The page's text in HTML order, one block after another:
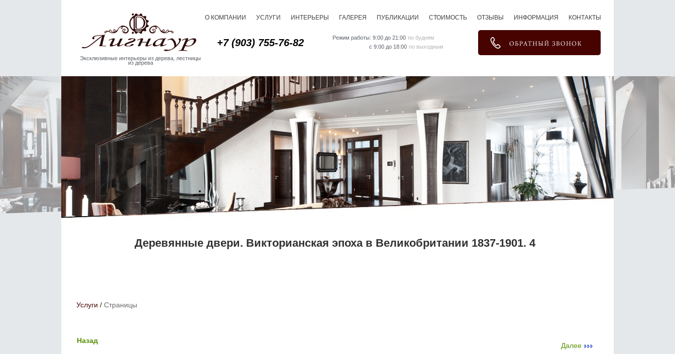
О КОМПАНИИ УСЛУГИ ИНТЕРЬЕРЫ ГАЛЕРЕЯ ПУБЛИКАЦИИ СТОИМОСТЬ ОТЗЫВЫ ИНФОРМАЦИЯ КОНТАКТЫ
+7 (903) 755-76-82 Режим работы: 9:00 до 21:00 по будням
с 9:00 до 18:00 по выходным
Эксклюзивные интерьеры из дерева, лестницы
из дерева
Деревянные двери. Викторианская эпоха в Великобритании 1837-1901. 4
Услуги / Страницы
Назад
Далее